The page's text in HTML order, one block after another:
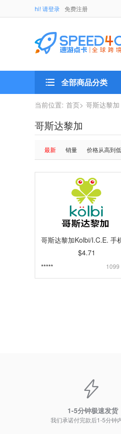
hi! 请登录 免费注册
全部商品分类
当前位置: 首页> 哥斯达黎加
哥斯达黎加
最新 销量 价格从高到低
$4.71
*****
1099
1-5分钟极速发货
我们承诺付完款后1-5分钟